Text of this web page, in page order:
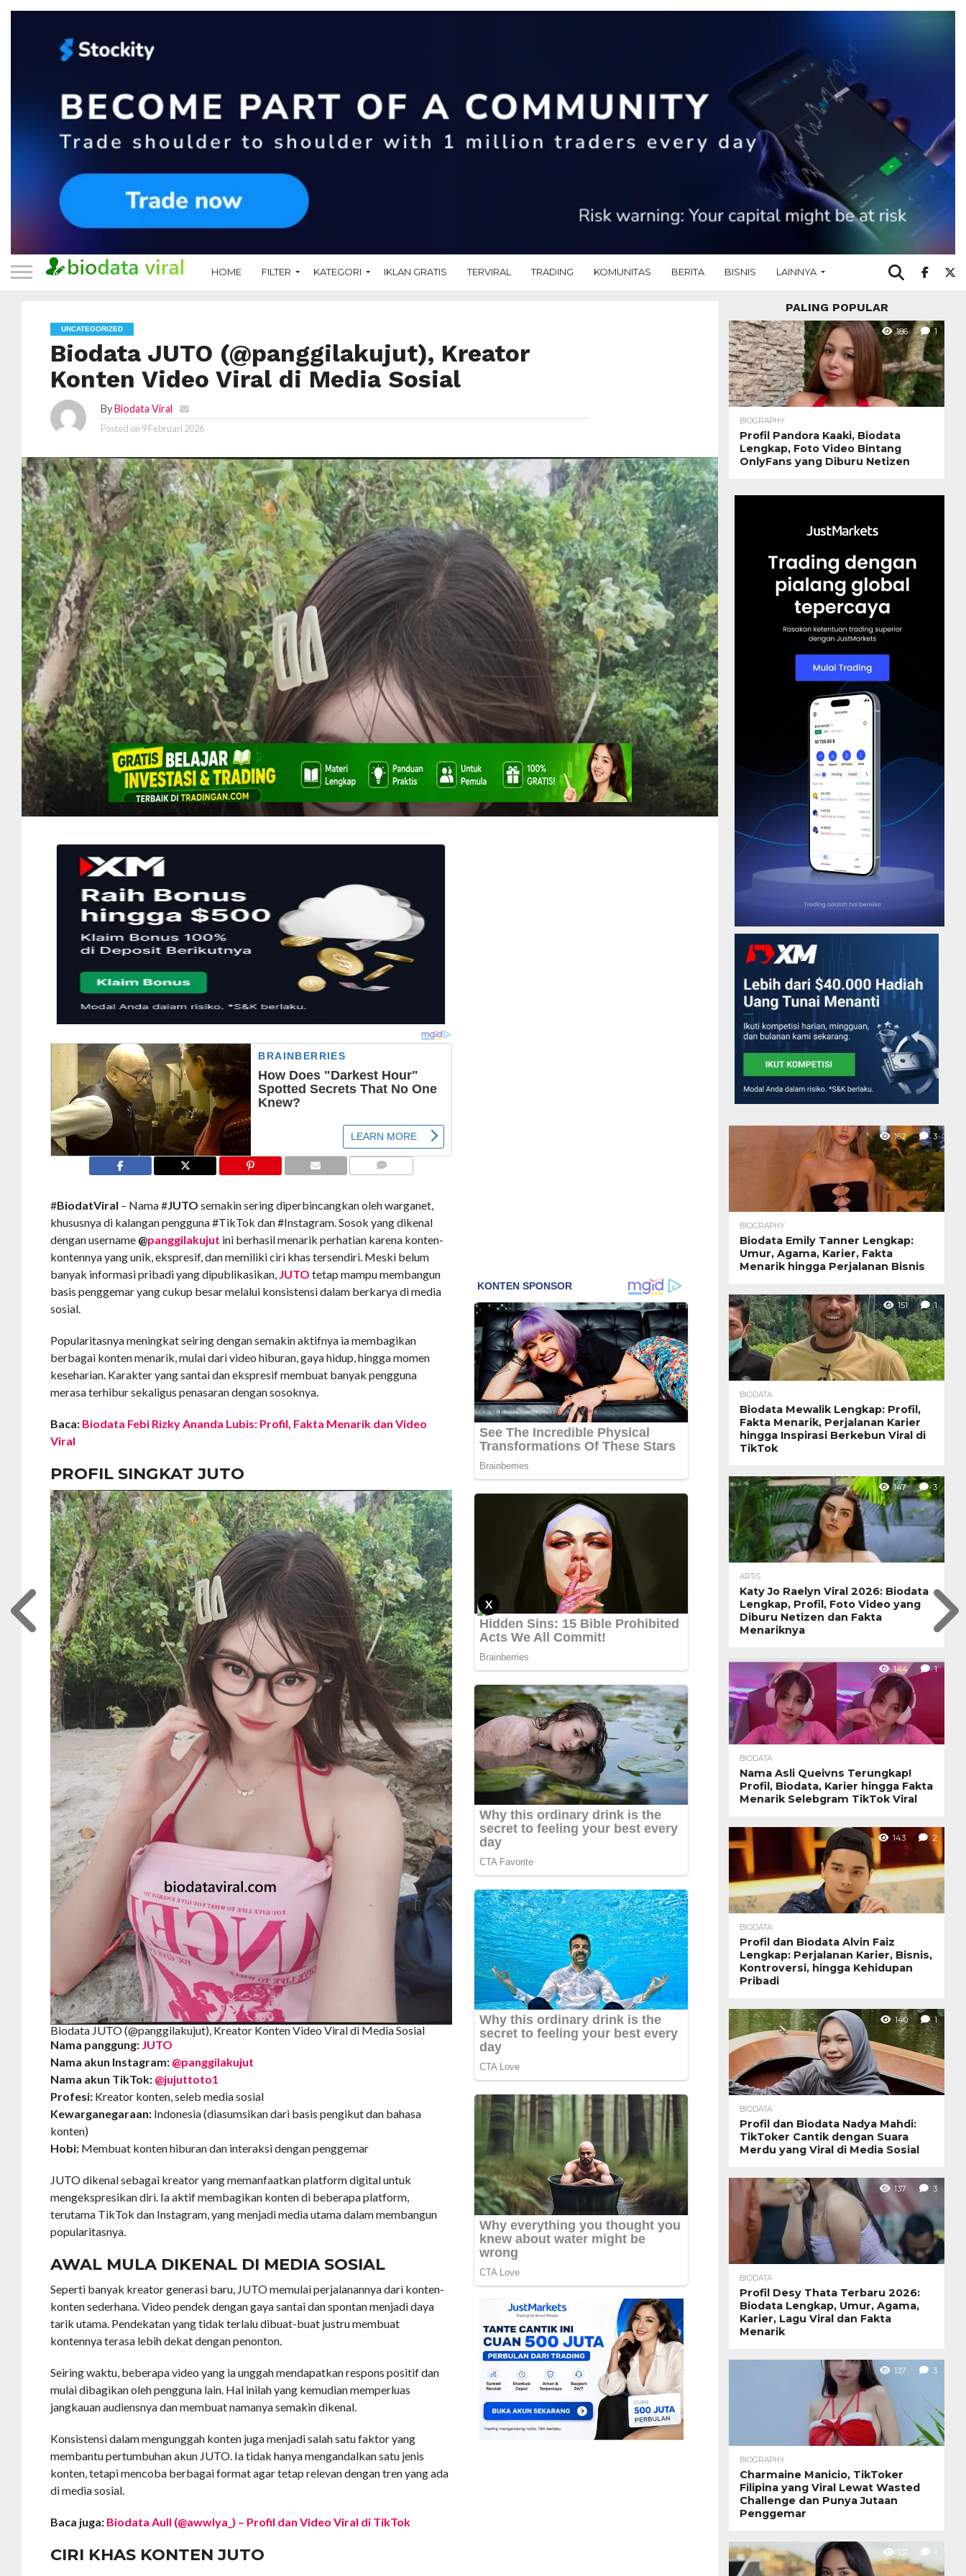
X
HOME FILTER KATEGORI IKLAN GRATIS TERVIRAL TRADING KOMUNITAS BERITA BISNIS LAINNYA
UNCATEGORIZED
Biodata JUTO (@panggilakujut), Kreator
Konten Video Viral di Media Sosial
By Biodata Viral
Posted on 9 Februari 2026
#BiodatViral – Nama #JUTOsemakin sering diperbincangkan oleh warganet,
khususnya di kalangan pengguna #TikTok dan #Instagram. Sosok yang dikenal
dengan username @panggilakujut ini berhasil menarik perhatian karena konten-
kontennya yang unik, ekspresif, dan memiliki ciri khas tersendiri. Meski belum
banyak informasi pribadi yang dipublikasikan, JUTOtetap mampu membangun
basis penggemar yang cukup besar melalui konsistensi dalam berkarya di media
sosial.
Popularitasnya meningkat seiring dengan semakin aktifnya ia membagikan
berbagai konten menarik, mulai dari video hiburan, gaya hidup, hingga momen
keseharian. Karakter yang santai dan ekspresif membuat banyak pengguna
merasa terhibur sekaligus penasaran dengan sosoknya.
Baca: Biodata Febi Rizky Ananda Lubis: Profil, Fakta Menarik dan Video
Viral
PROFIL SINGKAT JUTO
Biodata JUTO (@panggilakujut), Kreator Konten Video Viral di Media Sosial
Nama panggung: JUTO
Nama akun Instagram: @panggilakujut
Nama akun TikTok: @jujuttoto1
Profesi: Kreator konten, seleb media sosial
Kewarganegaraan: Indonesia (diasumsikan dari basis pengikut dan bahasa
konten)
Hobi: Membuat konten hiburan dan interaksi dengan penggemar
JUTO dikenal sebagai kreator yang memanfaatkan platform digital untuk
mengekspresikan diri. Ia aktif membagikan konten di beberapa platform,
terutama TikTok dan Instagram, yang menjadi media utama dalam membangun
popularitasnya.
AWAL MULA DIKENAL DI MEDIA SOSIAL
Seperti banyak kreator generasi baru, JUTO memulai perjalanannya dari konten-
konten sederhana. Video pendek dengan gaya santai dan spontan menjadi daya
tarik utama. Pendekatan yang tidak terlalu dibuat-buat justru membuat
kontennya terasa lebih dekat dengan penonton.
Seiring waktu, beberapa video yang ia unggah mendapatkan respons positif dan
mulai dibagikan oleh pengguna lain. Hal inilah yang kemudian memperluas
jangkauan audiensnya dan membuat namanya semakin dikenal.
Konsistensi dalam mengunggah konten juga menjadi salah satu faktor yang
membantu pertumbuhan akun JUTO. Ia tidak hanya mengandalkan satu jenis
konten, tetapi mencoba berbagai format agar tetap relevan dengan tren yang ada
di media sosial.
Baca juga: Biodata Aull (@awwlya_) – Profil dan Video Viral di TikTok
CIRI KHAS KONTEN JUTO
PALING POPULAR
186 1
BIOGRAPHY
Profil Pandora Kaaki, Biodata
Lengkap, Foto Video Bintang
OnlyFans yang Diburu Netizen
162 3
BIOGRAPHY
Biodata Emily Tanner Lengkap:
Umur, Agama, Karier, Fakta
Menarik hingga Perjalanan Bisnis
151 1
BIODATA
Biodata Mewalik Lengkap: Profil,
Fakta Menarik, Perjalanan Karier
hingga Inspirasi Berkebun Viral di
TikTok
147 3
ARTIS
Katy Jo Raelyn Viral 2026: Biodata
Lengkap, Profil, Foto Video yang
Diburu Netizen dan Fakta
Menariknya
144 1
BIODATA
Nama Asli Queivns Terungkap!
Profil, Biodata, Karier hingga Fakta
Menarik Selebgram TikTok Viral
143 2
BIODATA
Profil dan Biodata Alvin Faiz
Lengkap: Perjalanan Karier, Bisnis,
Kontroversi, hingga Kehidupan
Pribadi
140 1
BIODATA
Profil dan Biodata Nadya Mahdi:
TikToker Cantik dengan Suara
Merdu yang Viral di Media Sosial
137 3
BIODATA
Profil Desy Thata Terbaru 2026:
Biodata Lengkap, Umur, Agama,
Karier, Lagu Viral dan Fakta
Menarik
137 3
BIOGRAPHY
Charmaine Manicio, TikToker
Filipina yang Viral Lewat Wasted
Challenge dan Punya Jutaan
Penggemar
131 1